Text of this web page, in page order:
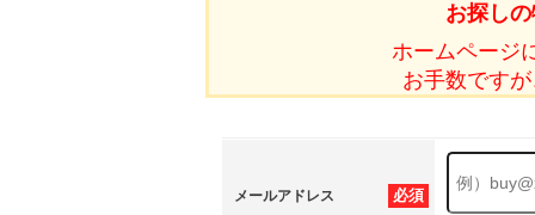
お探し
ホームページ
お手数です
必須
メールアドレス